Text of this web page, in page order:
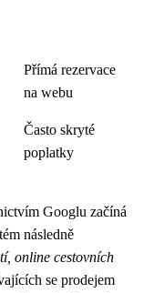
Přímá rezervace
na webu
Často skryté
poplatky
Googlu začíná
následně
online cestovních
se prodejem